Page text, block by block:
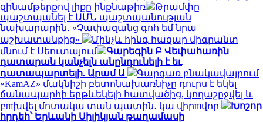
զինամթերքով լիքը ինքնաթիռ
Թրամփը
պաշտպանել է ԱՄՆ պաշտպանության
նախարարին․ «Չափազանց գոհ եմ նրա
աշխատանքից»
Մինչև հինգ հազար միգրանտ
մնում է Սեուտայում
Գարեգին Բ Վեփահառին
դատարան կանչելն անընդունելի է եւ
դատապարտելի. Արամ Ա
Գարգառ բնակավայրում
«KamAZ» մակնիշի բետոնախառնիչը դուրս է եկել
ճանապարհի երթևեկելի հատվածից, կողաշրջվել և
բшխվել մոտակա տան պատին․ կա վիրшվոր
Խոշոր
հրդեհ՝ Երևանի Սիլիկյան թաղամասի